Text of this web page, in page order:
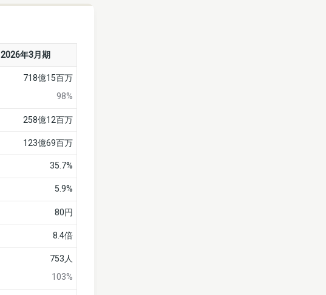
2026年3月期
718億15百万
98%
258億12百万
123億69百万
35.7%
5.9%
80円
8.4倍
753人
103%